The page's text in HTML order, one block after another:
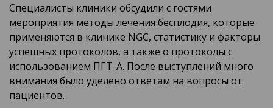
Специалисты клиники обсудили с гостями
мероприятия методы лечения бесплодия, которые
применяются в клинике NGC, статистику и факторы
успешных протоколов, а также о протоколы с
использованием ПГТ-А. После выступлений много
внимания было уделено ответам на вопросы от
пациентов.